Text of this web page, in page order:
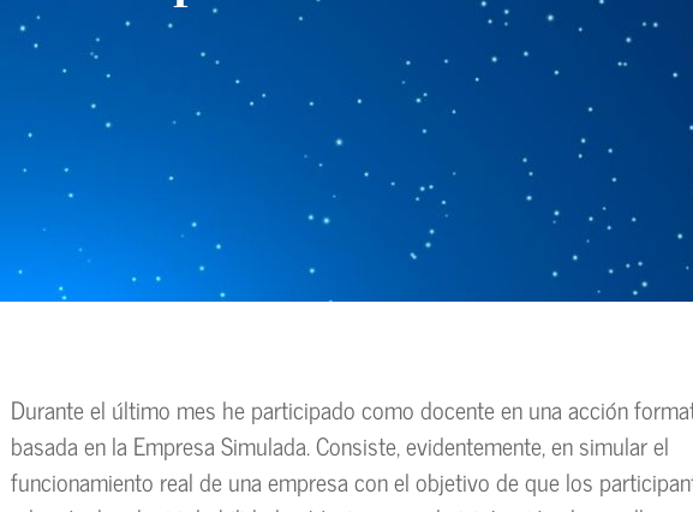
Durante el último mes he participado como docente en una acción
basada en la Empresa Simulada. Consiste, evidentemente, en simular el
funcionamiento real de una empresa con el objetivo de que los